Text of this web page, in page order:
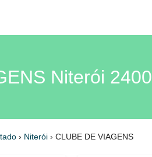
Niterói
› Niterói › CLUBE DE VIAGENS